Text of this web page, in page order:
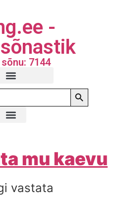
-
7144
Search
mu kaevu
vastata